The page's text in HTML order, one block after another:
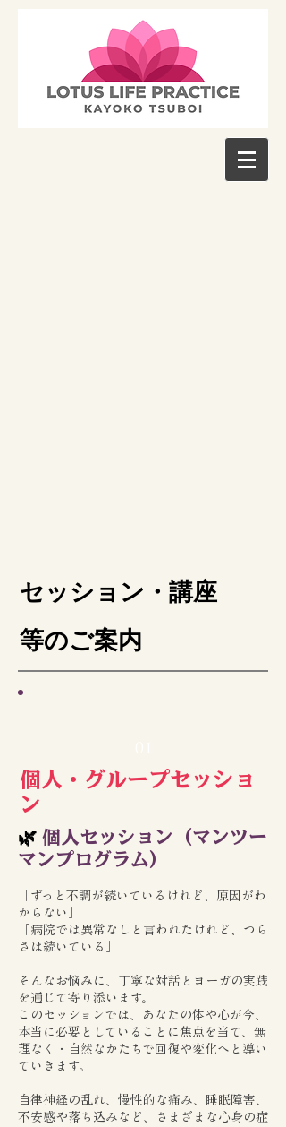
​セッション・講座
等のご案内
​個人・グループセッショ
ン
🌿 個人セッション（マンツー
マンプログラム）
「ずっと不調が続いているけれど、原因がわ
からない」
「病院では異常なしと言われたけれど、つら
さは続いている」
そんなお悩みに、丁寧な対話とヨーガの実践
を通じて寄り添います。
このセッションでは、あなたの体や心が今、
本当に必要としていることに焦点を当て、無
理なく・自然なかたちで回復や変化へと導い
ていきます。
自律神経の乱れ、慢性的な痛み、睡眠障害、
不安感や落ち込みなど、さまざまな心身の症